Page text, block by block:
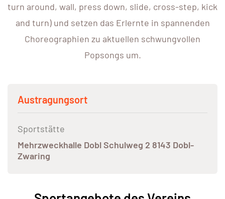
turn around, wall, press down, slide, cross-step, kick
and turn) und setzen das Erlernte in spannenden
Choreographien zu aktuellen schwungvollen
Popsongs um.
Austragungsort
Sportstätte
Mehrzweckhalle Dobl Schulweg 2 8143 Dobl-
Zwaring